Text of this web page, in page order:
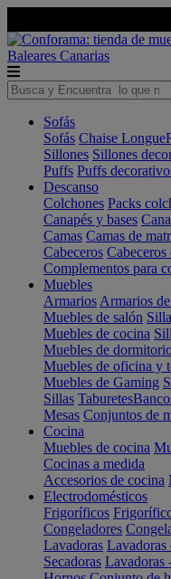
Baleares Canarias
Sofás
Sofás Chaise Longue
Sillones Sillones
Puffs Puffs
Descanso
Colchones Packs
Canapés y bases
Camas Camas de
Cabeceros
Complementos para
Muebles
Armarios Armarios
Muebles de salón
Muebles de cocina
Muebles de
Muebles de oficina y
Muebles de Gaming
Sillas Taburetes
Mesas Conjuntos de
Cocina
Muebles de cocina
Cocinas a medida
Accesorios de cocina
Electrodomésticos
Frigoríficos
Congeladores
Lavadoras Lavadoras
Secadoras Lavadoras